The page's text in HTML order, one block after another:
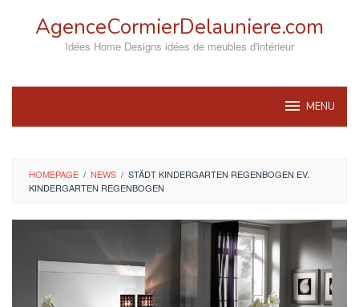
AgenceCormierDelauniere.com
Idées Home Designs idées de meubles d'intérieur
MENU
HOMEPAGE / NEWS / STÄDT KINDERGARTEN REGENBOGEN EV.
KINDERGARTEN REGENBOGEN